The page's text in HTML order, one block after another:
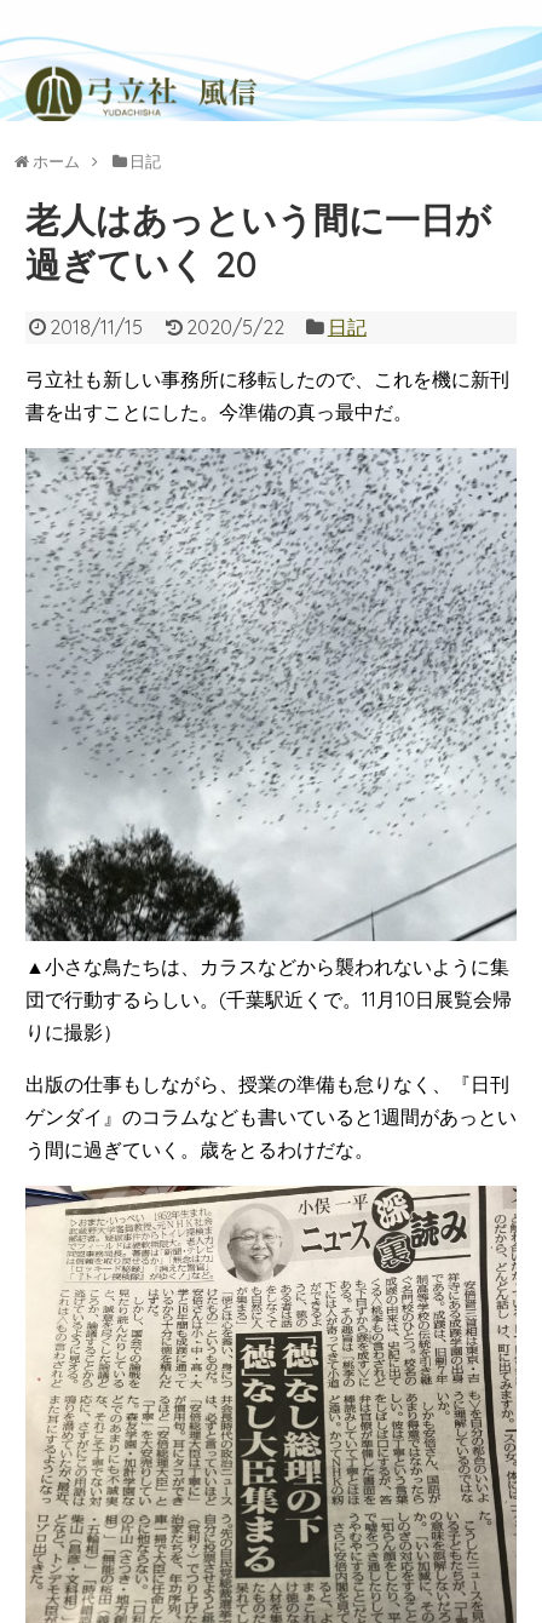
ホーム 日記
老人はあっという間に一日が
過ぎていく 20
2018/11/15 2020/5/22 日記
弓立社も新しい事務所に移転したので、これを機に新刊
書を出すことにした。今準備の真っ最中だ。
▲小さな鳥たちは、カラスなどから襲われないように集
団で行動するらしい。(千葉駅近くで。11月10日展覧会帰
りに撮影）
出版の仕事もしながら、授業の準備も怠りなく、『日刊
ゲンダイ』のコラムなども書いていると1週間があっとい
う間に過ぎていく。歳をとるわけだな。